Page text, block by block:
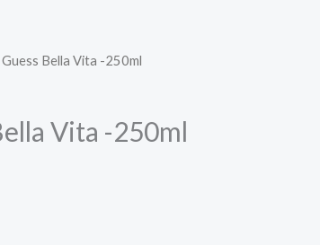
Bella Vita -250ml
Vita -250ml